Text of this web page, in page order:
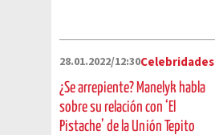
28.01.2022/12:30Celebridades
¿Se arrepiente? Manelyk habla
sobre su relación con ‘El
Pistache’ de la Unión Tepito